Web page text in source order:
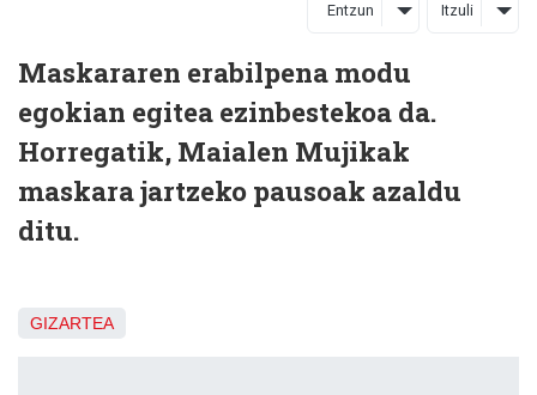
Entzun Itzuli
Maskararen erabilpena modu
egokian egitea ezinbestekoa da.
Horregatik, Maialen Mujikak
maskara jartzeko pausoak azaldu
ditu.
GIZARTEA